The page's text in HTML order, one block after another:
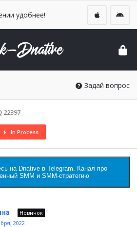
удобнее!
Задай вопрос
22397
In Process
на Dnative в Telegram. Канал про
SMM и SMM-стратегию
Новичок
2022